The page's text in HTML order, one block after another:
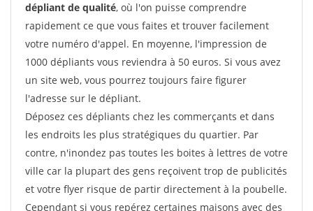
dépliant de qualité, où l'on puisse comprendre
rapidement ce que vous faites et trouver facilement
votre numéro d'appel. En moyenne, l'impression de
1000 dépliants vous reviendra à 50 euros. Si vous avez
un site web, vous pourrez toujours faire figurer
l'adresse sur le dépliant.
Déposez ces dépliants chez les commerçants et dans
les endroits les plus stratégiques du quartier. Par
contre, n'inondez pas toutes les boites à lettres de votre
ville car la plupart des gens reçoivent trop de publicités
et votre flyer risque de partir directement à la poubelle.
Cependant si vous repérez certaines maisons avec des